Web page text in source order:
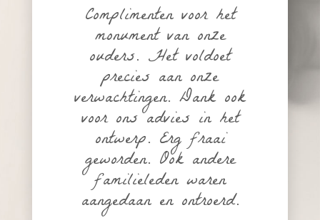
Complimenten voor het
monument van onze
ouders. Het voldoet
precies aan onze
verwachtingen. Dank ook
voor ons advies in het
ontwerp. Erg fraai
geworden. Ook andere
familieleden waren
aangedaan en ontroerd.